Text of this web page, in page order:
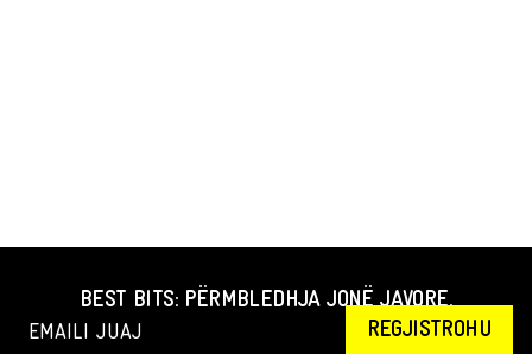
BEST BITS: PËRMBLEDHJA JONË JAVORE.
REGJISTROHU